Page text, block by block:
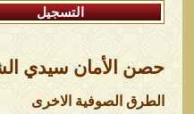
التسجيل
حصن الأمان سيدي
الطرق الصوفية الاخرى